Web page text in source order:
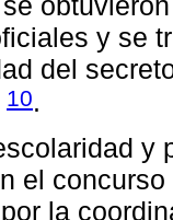
y se
del
10.
y
el
la